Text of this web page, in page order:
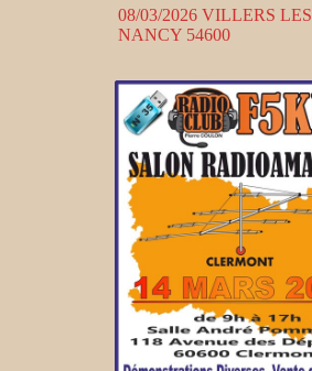
08/03/2026 VILLERS LES
NANCY 54600